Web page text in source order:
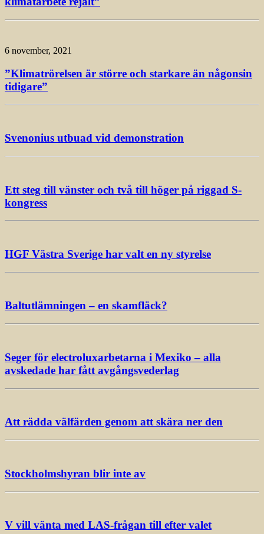
6 november, 2021
”Klimatrörelsen är större och starkare än någonsin
tidigare”
Svenonius utbuad vid demonstration
Ett steg till vänster och två till höger på riggad S-
kongress
HGF Västra Sverige har valt en ny styrelse
Baltutlämningen – en skamfläck?
Seger för electroluxarbetarna i Mexiko – alla
avskedade har fått avgångsvederlag
Att rädda välfärden genom att skära ner den
Stockholmshyran blir inte av
V vill vänta med LAS-frågan till efter valet